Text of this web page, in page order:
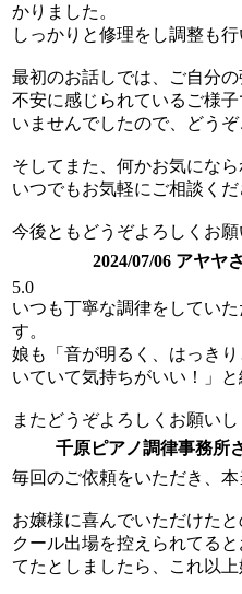
かりました。
しっかりと修理をし調整も行
最初のお話しでは、ご自分
不安に感じられているご様
いませんでしたので、どう
そしてまた、何かお気にな
いつでもお気軽にご相談くだ
今後ともどうぞよろしくお願
2024/07/06 アヤヤ
5.0
いつも丁寧な調律をしてい
す。
娘も「音が明るく、はっき
いていて気持ちがいい！」と
またどうぞよろしくお願いし
千原ピアノ調律事務所
毎回のご依頼をいただき、
お嬢様に喜んでいただけた
クール出場を控えられてる
てたとしましたら、これ以